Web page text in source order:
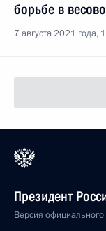
борьбе в
7 августа 2021 года,
Президент
Версия